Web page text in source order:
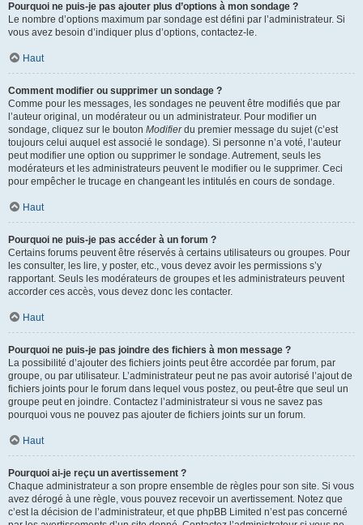
Pourquoi ne puis-je pas ajouter plus d’options à mon sondage ?
Le nombre d’options maximum par sondage est défini par l’administrateur. Si
vous avez besoin d’indiquer plus d’options, contactez-le.
Haut
Comment modifier ou supprimer un sondage ?
Comme pour les messages, les sondages ne peuvent être modifiés que par
l’auteur original, un modérateur ou un administrateur. Pour modifier un
sondage, cliquez sur le bouton Modifierdu premier message du sujet (c’est
toujours celui auquel est associé le sondage). Si personne n’a voté, l’auteur
peut modifier une option ou supprimer le sondage. Autrement, seuls les
modérateurs et les administrateurs peuvent le modifier ou le supprimer. Ceci
pour empêcher le trucage en changeant les intitulés en cours de sondage.
Haut
Pourquoi ne puis-je pas accéder à un forum ?
Certains forums peuvent être réservés à certains utilisateurs ou groupes. Pour
les consulter, les lire, y poster, etc., vous devez avoir les permissions s’y
rapportant. Seuls les modérateurs de groupes et les administrateurs peuvent
accorder ces accès, vous devez donc les contacter.
Haut
Pourquoi ne puis-je pas joindre des fichiers à mon message ?
La possibilité d’ajouter des fichiers joints peut être accordée par forum, par
groupe, ou par utilisateur. L’administrateur peut ne pas avoir autorisé l’ajout de
fichiers joints pour le forum dans lequel vous postez, ou peut-être que seul un
groupe peut en joindre. Contactez l’administrateur si vous ne savez pas
pourquoi vous ne pouvez pas ajouter de fichiers joints sur un forum.
Haut
Pourquoi ai-je reçu un avertissement ?
Chaque administrateur a son propre ensemble de règles pour son site. Si vous
avez dérogé à une règle, vous pouvez recevoir un avertissement. Notez que
c’est la décision de l’administrateur, et que phpBB Limited n’est pas concerné